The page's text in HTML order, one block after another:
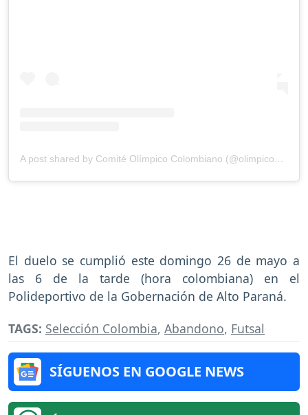
A post shared by Comité Olímpico Colombiano (@olimpicocol)
El duelo se cumplió este domingo 26 de mayo a
las 6 de la tarde (hora colombiana) en el
Polideportivo de la Gobernación de Alto Paraná.
TAGS: Selección Colombia, Abandono, Futsal
SÍGUENOS EN GOOGLE NEWS